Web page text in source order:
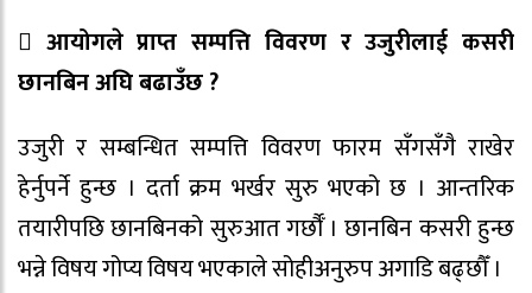
 आयोगले प्राप्त सम्पत्ति विवरण र उजुरीलाई कसरी
छानबिन अघि बढाउँछ ?
उजुरी र सम्बन्धित सम्पत्ति विवरण फारम सँगसँगै राखेर
हेर्नुपर्ने हुन्छ । दर्ता क्रम भर्खर सुरु भएको छ । आन्तरिक
तयारीपछि छानबिनको सुरुआत गर्छौँ । छानबिन कसरी हुन्छ
भन्ने विषय गोप्य विषय भएकाले सोहीअनुरुप अगाडि बढ्छौँ ।